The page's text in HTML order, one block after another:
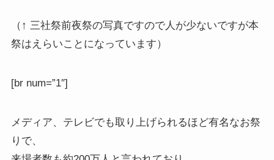
（↑ 三社祭前夜祭の写真ですので人が少ないですが本
祭はえらいことになっています）
[br num=”1″]
メディア、テレビでも取り上げられるほど有名なお祭
りで、